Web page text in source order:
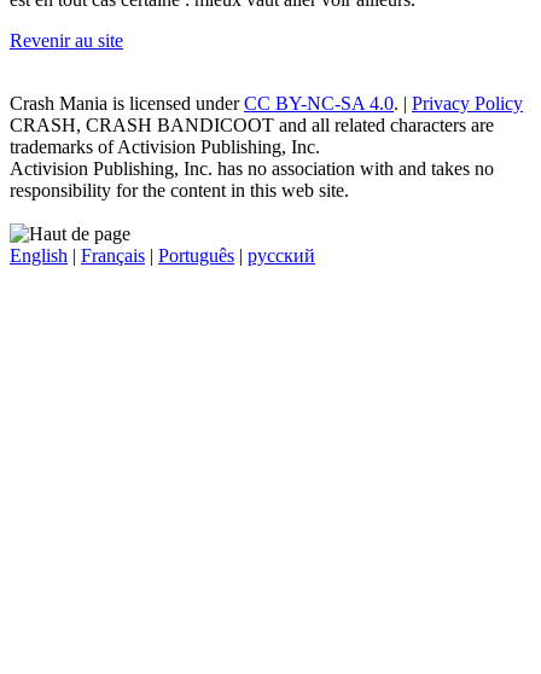
Revenir au site
Crash Mania is licensed underCC BY-NC-SA 4.0. | Privacy Policy
CRASH, CRASH BANDICOOT and all related characters are
trademarks of Activision Publishing, Inc.
Activision Publishing, Inc. has no association with and takes no
responsibility for the content in this web site.
English | Français | Português | русский